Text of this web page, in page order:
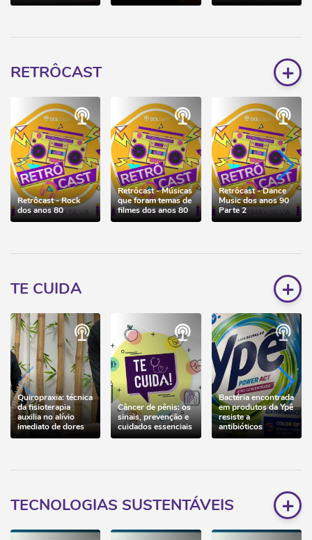
RETRÔCAST +
Retrôcast - Rock
dos anos 80
Retrôcast - Músicas
que foram temas de
filmes dos anos 80
Retrôcast - Dance
Music dos anos 90
Parte 2
TE CUIDA +
Quiropraxia: técnica
da fisioterapia
auxilia no alívio
imediato de dores
Câncer de pênis: os
sinais, prevenção e
cuidados essenciais
Bactéria encontrada
em produtos da Ypê
resiste a
antibióticos
TECNOLOGIAS SUSTENTÁVEIS +